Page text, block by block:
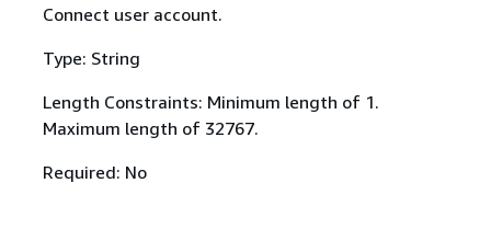
Connect user account.
Type: String
Length Constraints: Minimum length of 1.
Maximum length of 32767.
Required: No